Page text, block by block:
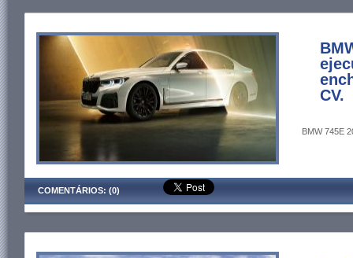
CV.
BMW 745E
COMENTÁRIOS: (0)